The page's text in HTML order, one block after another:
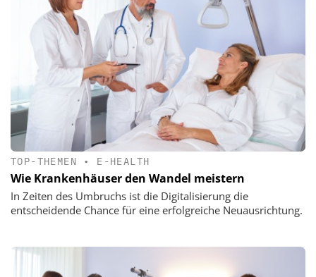
TOP-THEMEN • E-HEALTH
Wie Krankenhäuser den Wandel meistern
In Zeiten des Umbruchs ist die Digitalisierung die
entscheidende Chance für eine erfolgreiche Neuausrichtung.